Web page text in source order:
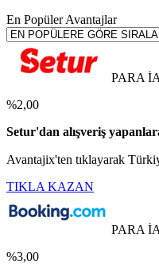
En Popüler Avantajlar
PARA
%2,00
Setur'dan alışveriş
Avantajix'ten tıklayarak
TIKLA KAZAN
PARA
%3,00